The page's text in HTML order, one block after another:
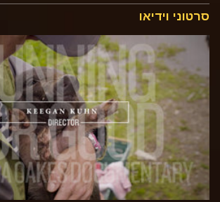
סרטוני וידיאו